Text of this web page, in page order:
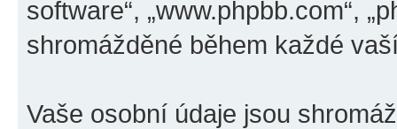
software“, „www.phpbb.com“,
shromážděné během každé
Vaše osobní údaje jsou